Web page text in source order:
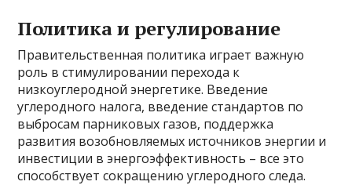
Политика и регулирование
Правительственная политика играет важную
роль в стимулировании перехода к
низкоуглеродной энергетике. Введение
углеродного налога, введение стандартов по
выбросам парниковых газов, поддержка
развития возобновляемых источников энергии и
инвестиции в энергоэффективность – все это
способствует сокращению углеродного следа.